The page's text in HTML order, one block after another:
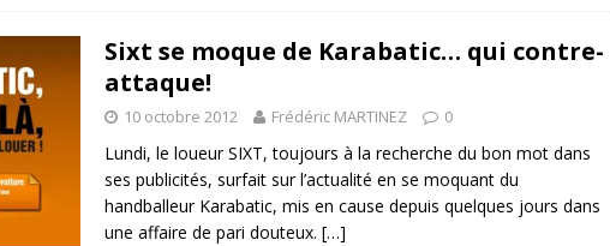
Sixt se moque de Karabatic… qui contre-
attaque!
10 octobre 2012 Frédéric MARTINEZ 0
Lundi, le loueur SIXT, toujours à la recherche du bon mot dans
ses publicités, surfait sur l’actualité en se moquant du
handballeur Karabatic, mis en cause depuis quelques jours dans
une affaire de pari douteux. […]